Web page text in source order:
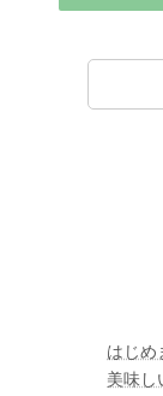
はじ
美味し